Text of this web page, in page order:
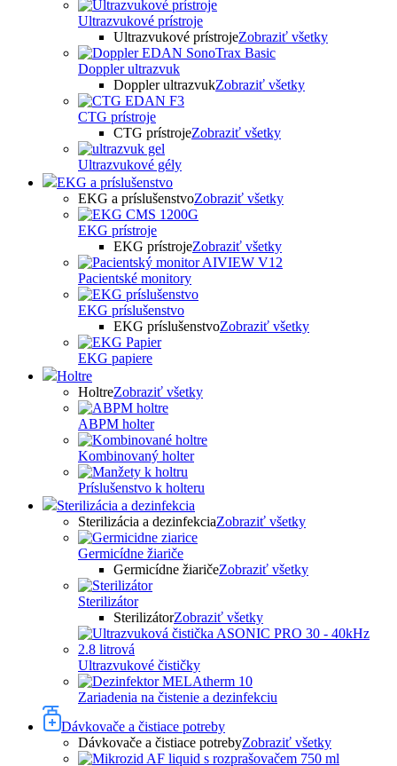
Ultrazvukové prístroje
Ultrazvukové prístrojeZobraziť všetky
Doppler ultrazvuk
Doppler ultrazvukZobraziť všetky
CTG prístroje
CTG prístrojeZobraziť všetky
Ultrazvukové gély
EKG a príslušenstvo
EKG a príslušenstvoZobraziť všetky
EKG prístroje
EKG prístrojeZobraziť všetky
Pacientské monitory
EKG príslušenstvo
EKG príslušenstvoZobraziť všetky
EKG papiere
Holtre
HoltreZobraziť všetky
ABPM holter
Kombinovaný holter
Príslušenstvo k holteru
Sterilizácia a dezinfekcia
Sterilizácia a dezinfekciaZobraziť všetky
Germicídne žiariče
Germicídne žiaričeZobraziť všetky
Sterilizátor
SterilizátorZobraziť všetky
Ultrazvukové čističky
Zariadenia na čistenie a dezinfekciu
Dávkovače a čistiace potreby
Dávkovače a čistiace potrebyZobraziť všetky